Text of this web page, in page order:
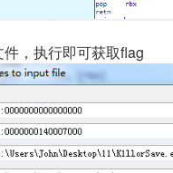
，执行即可获取flag